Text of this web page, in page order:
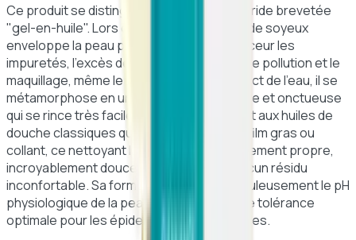
Ce produit se distingue par sa texture hybride brevetée
"gel-en-huile". Lors de l'application, ce fluide soyeux
enveloppe la peau pour dissoudre en douceur les
impuretés, l'excès de sébum, les résidus de pollution et le
maquillage, même le plus tenace. Au contact de l'eau, il se
métamorphose en une mousse fine, légère et onctueuse
qui se rince très facilement. Contrairement aux huiles de
douche classiques qui peuvent laisser un film gras ou
collant, ce nettoyant laisse la peau parfaitement propre,
incroyablement douce et fraîche, sans aucun résidu
inconfortable. Sa formule respecte scrupuleusement le pH
physiologique de la peau, garantissant une tolérance
optimale pour les épidermes les plus fragiles.